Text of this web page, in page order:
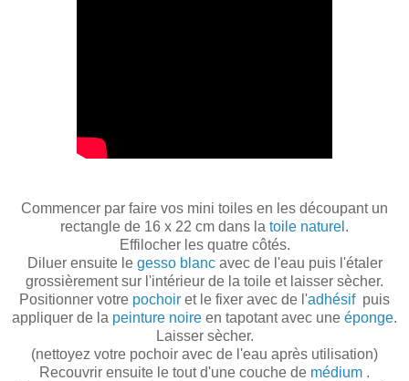
Commencer par faire vos mini toiles en les découpant un
rectangle de 16 x 22 cm dans la toile naturel .
Effilocher les quatre côtés.
Diluer ensuite le gesso blancavec de l'eau puis l'étaler
grossièrement sur l'intérieur de la toile et laisser sècher.
Positionner votre pochoir et le fixer avec de l'adhésif puis
appliquer de la peinture noire en tapotant avec une éponge.
Laisser sècher.
(nettoyez votre pochoir avec de l'eau après utilisation)
Recouvrir ensuite le tout d'une couche de médium .